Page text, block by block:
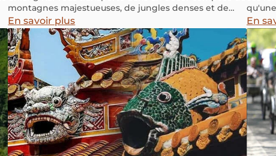
montagnes majestueuses, de jungles denses et de
riches cultures tribales à découvrir.
En savoir plus
bétel
un
est le
tout
En